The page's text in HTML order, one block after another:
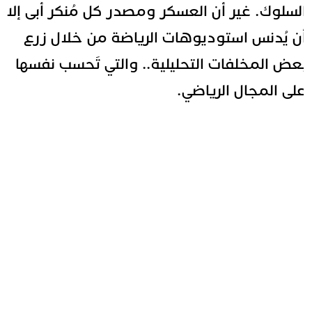
غير أن العسكر ومصدر كل مُنكر أبى إلا
يُدنس استوديوهات الرياضة من خلال زرع
المخلفات التحليلية.. والتي تَحسب نفسها
المجال الرياضي.